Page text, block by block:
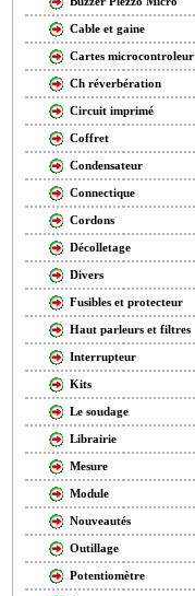
Cable et gaine
Cartes microcontroleur
Ch réverbération
Circuit imprimé
Coffret
Condensateur
Connectique
Cordons
Décolletage
Divers
Fusibles et protecteur
Haut parleurs et filtres
Interrupteur
Kits
Le soudage
Librairie
Mesure
Module
Nouveautés
Outillage
Potentiomètre